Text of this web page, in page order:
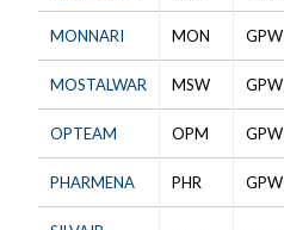
MONNARI MON GPW
MOSTALWAR MSW GPW
OPTEAM OPM GPW
PHARMENA PHR GPW